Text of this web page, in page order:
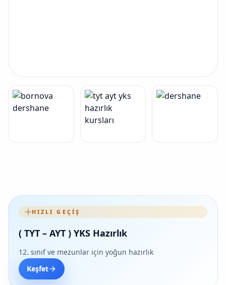
HIZLI GEÇIŞ
( TYT – AYT ) YKS Hazırlık
12. sınıf ve mezunlar için yoğun hazırlık
Keşfet